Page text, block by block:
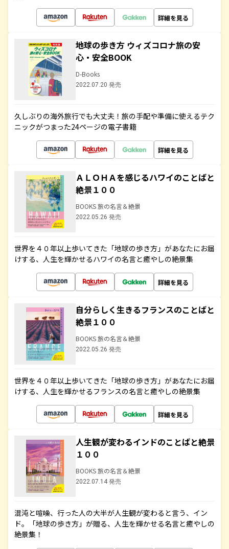
詳細を見る
地球の歩き方 ウィズコロナ旅の安
心・安全BOOK
D-Books
2022.07.20 発売
久しぶりの海外旅行でも大丈夫！旅の手配や準備に使えるテク
ニックがつまった24ページの電子書籍
詳細を見る
ＡＬＯＨＡを感じるハワイのことばと
絶景１００
BOOKS 旅の名言＆絶景
2022.05.26 発売
世界を４０年以上歩いてきた「地球の歩き方」があなたにお届
けする、人生を輝かせるハワイの名言と癒やしの絶景集
詳細を見る
自分らしく生きるフランスのことばと
絶景１００
BOOKS 旅の名言＆絶景
2022.05.26 発売
世界を４０年以上歩いてきた「地球の歩き方」があなたにお届
けする、人生を輝かせるフランスの名言と癒やしの絶景集
詳細を見る
人生観が変わるインドのことばと絶景
１００
BOOKS 旅の名言＆絶景
2022.07.14 発売
混沌と喧噪、行った人の大半が人生観が変わると言う、イン
ド。「地球の歩き方」が贈る、人生を輝かせる名言と癒やしの
絶景集！